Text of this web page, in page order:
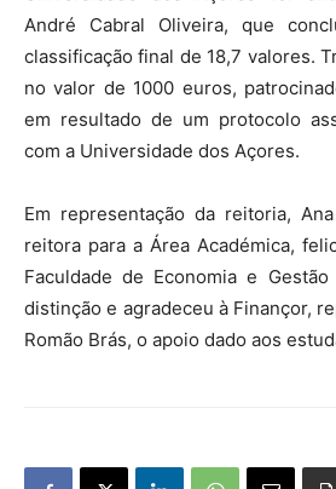
André Cabral Oliveira, que
classificação final de 18,7 valores.
no valor de 1000 euros,
em resultado de um protocolo
com a Universidade dos Açores.
Em representação da reitoria,
reitora para a Área Académica,
Faculdade de Economia e
distinção e agradeceu à Finançor,
Romão Brás, o apoio dado aos